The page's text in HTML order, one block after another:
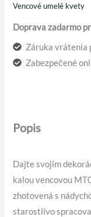
Vencové umelé kvety
Doprava zadarmo
Záruka vrátenia
Zabezpečené
Popis
Dajte svojim
kalou vencovou
zhotovená s
starostlivo